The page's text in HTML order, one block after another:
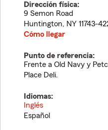
Dirección física:
9 Semon Road
Huntington, NY 11743-
Cómo llegar
Punto de referencia:
Frente a Old Navy y
Place Deli.
Idiomas:
Inglés
Español